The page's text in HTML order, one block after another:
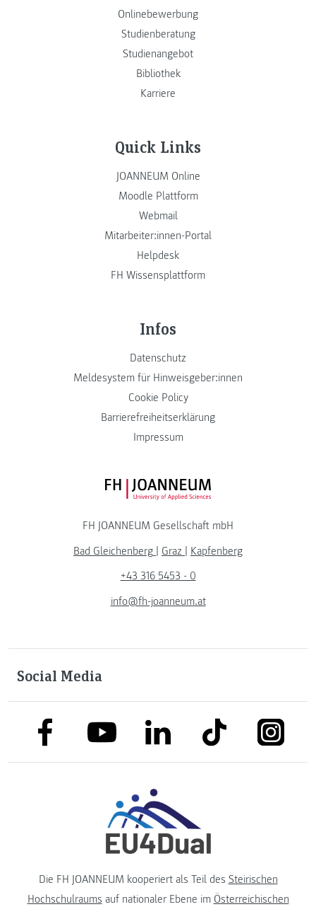
Onlinebewerbung
Studienberatung
Studienangebot
Bibliothek
Karriere
Quick Links
JOANNEUM Online
Moodle Plattform
Webmail
Mitarbeiter:innen-Portal
Helpdesk
FH Wissensplattform
Infos
Datenschutz
Meldesystem für Hinweisgeber:innen
Cookie Policy
Barrierefreiheitserklärung
Impressum
FH JOANNEUM Logo
FH JOANNEUM Gesellschaft mbH
Bad Gleichenberg | Graz | Kapfenberg
+43 316 5453 - 0
info@fh-joanneum.at
Social Media
link to facebooklink to youtubelink to linkedinlink to tiktok link to
Die FH JOANNEUM kooperiert als Teil des Steirischen
Hochschulraums auf nationaler Ebene im Österreichischen